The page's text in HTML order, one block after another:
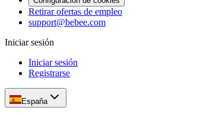
Retirar ofertas de empleo
support@bebee.com
Iniciar sesión
Iniciar sesión
Registrarse
España